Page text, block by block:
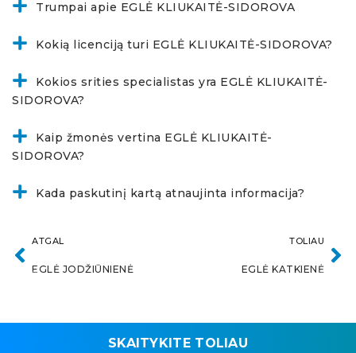
Trumpai apie EGLĖ KLIUKAITĖ-SIDOROVA
Kokią licenciją turi EGLĖ KLIUKAITĖ-SIDOROVA?
Kokios srities specialistas yra EGLĖ KLIUKAITĖ-
SIDOROVA?
Kaip žmonės vertina EGLĖ KLIUKAITĖ-
SIDOROVA?
Kada paskutinį kartą atnaujinta informacija?
ATGAL
EGLĖ JODŽIŪNIENĖ
TOLIAU
EGLĖ KATKIENĖ
SKAITYKITE TOLIAU